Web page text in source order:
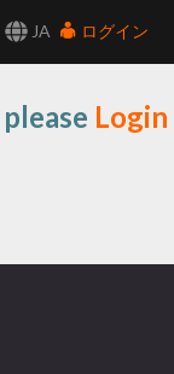
JA
ログイン
Login